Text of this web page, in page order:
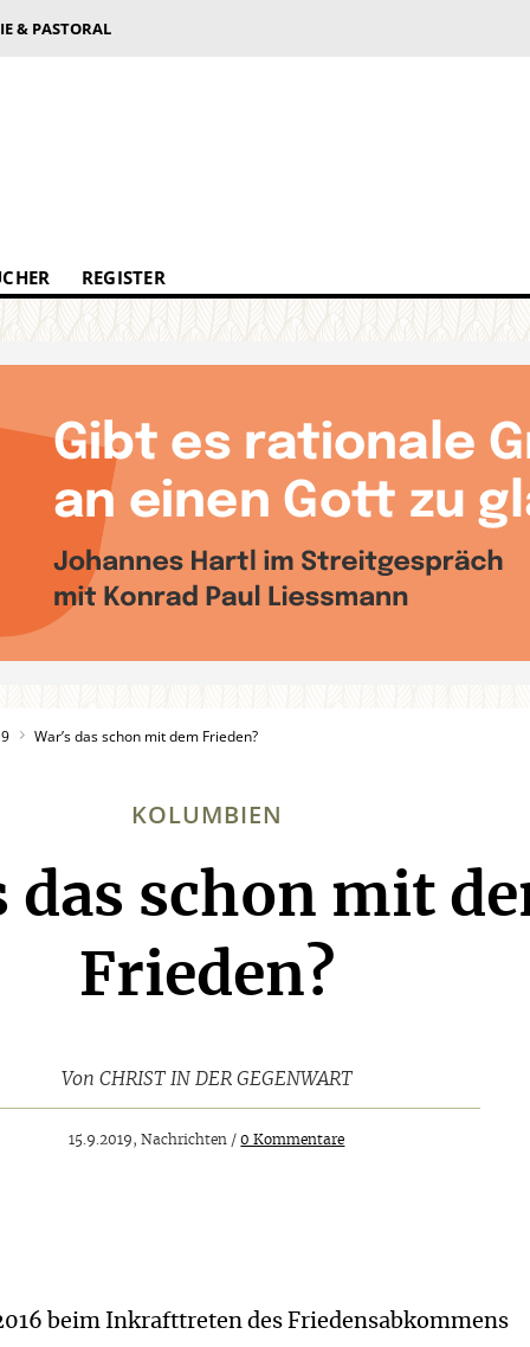
& PASTORAL
REGISTER
War’s das schon mit dem Frieden?
KOLUMBIEN
:
das schon mit
Frieden?
Von CHRIST IN DER GEGENWART
15.9.2019, Nachrichten /0 Kommentare
beim Inkrafttreten des Friedensabkommens